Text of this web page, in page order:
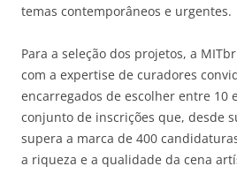
temas contemporâneos e urgentes.
Para a seleção dos projetos, a
com a expertise de curadores
encarregados de escolher entre 10
conjunto de inscrições que, desde
supera a marca de 400
a riqueza e a qualidade da cena